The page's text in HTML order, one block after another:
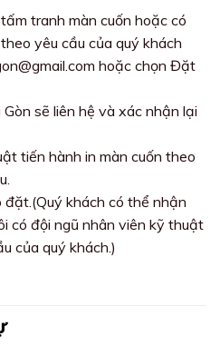
tranh màn cuốn hoặc có
yêu cầu của quý khách
hoặc chọn Đặt
sẽ liên hệ và xác nhận lại
tiến hành in màn cuốn theo
đặt.(Quý khách có thể nhận
có đội ngũ nhân viên kỹ thuật
của quý khách.)